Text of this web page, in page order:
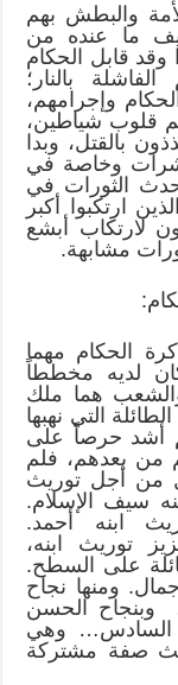
والبطش بهم
ما عنده من
قابل الحكام
بالنار؛
وإجرامهم،
قلوب شياطين،
بالقتل، وبدا
وخاصة في
الثورات في
ارتكبوا أكبر
لارتكاب أبشع
مشابهة.
الحكام مهما
لديه مخططاً
هما ملك
التي نهبها
أشد حرصاً على
من بعدهم، فلم
من أجل توريث
سيف الإسلام.
ابنه أحمد.
توريث ابنه،
على السطح.
ومنها نجاح
وبنجاح الحسن
السادس… وهي
صفة مشتركة